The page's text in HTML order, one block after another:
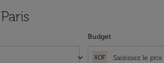
keyboard_arrow_down
Budget
XOF